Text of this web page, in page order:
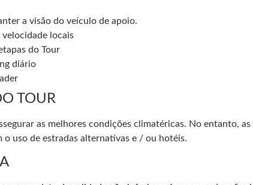
a visão do veículo de apoio.
velocidade locais
do Tour
diário
TOUR
as melhores condições climatéricas. No entanto,
o uso de estradas alternativas e / ou hotéis.